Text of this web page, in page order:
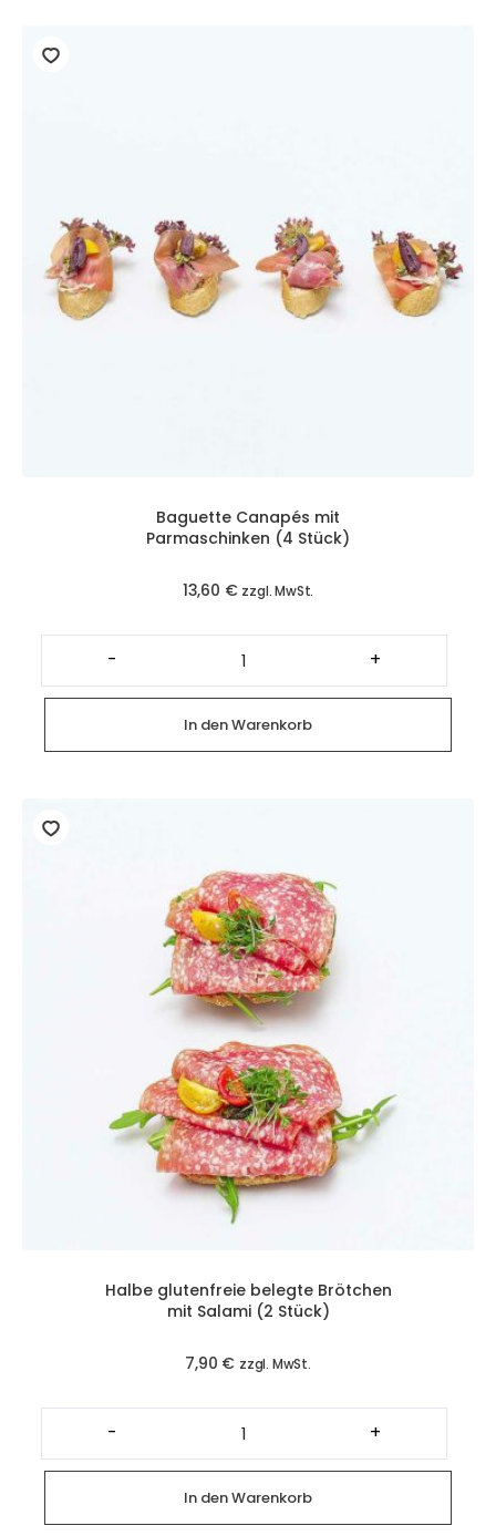
Baguette Canapés mit
Parmaschinken (4 Stück)
13,60 € zzgl. MwSt.
-
Baguette
Canapés
mit
Parmaschinken
(4
Stück)
Menge
+
In den Warenkorb
Halbe glutenfreie belegte Brötchen
mit Salami (2 Stück)
7,90 € zzgl. MwSt.
-
Halbe
glutenfreie
belegte
Brötchen
mit
Salami
(2
Stück)
+
In den Warenkorb